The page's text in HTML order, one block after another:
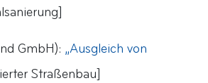
GmbH): „Ausgleich von
Straßenbau]